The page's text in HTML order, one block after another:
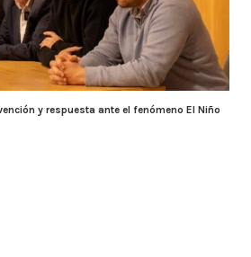
y respuesta ante el fenómeno El Niño